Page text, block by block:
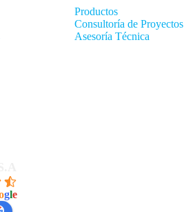
Productos
Consultoría de Proyectos
Asesoría Técnica
gle